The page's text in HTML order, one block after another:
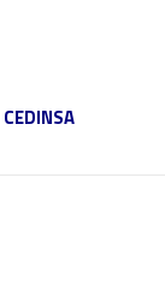
CEDINSA